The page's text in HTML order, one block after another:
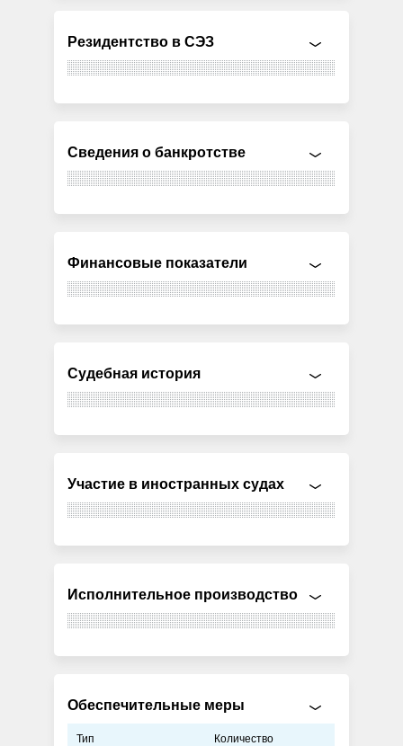
Резидентство в СЭЗ
Сведения о банкротстве
Финансовые показатели
Судебная история
Участие в иностранных судах
Исполнительное производство
Обеспечительные меры
Тип Количество